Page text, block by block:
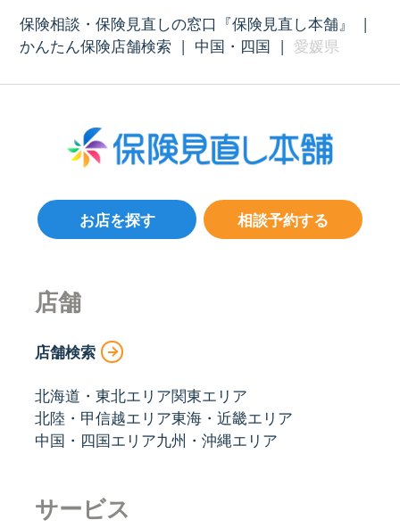
保険相談・保険見直しの窓口『保険見直し本舗』
|
かんたん保険店舗検索 | 中国・四国 | 愛媛県
相談予約する
お店を探す
店舗
店舗検索
北海道・東北エリア関東エリア
北陸・甲信越エリア東海・近畿エリア
中国・四国エリア九州・沖縄エリア
サービス